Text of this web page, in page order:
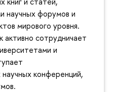
научных форумов и
мирового уровня.
активно сотрудничает
и
конференций,